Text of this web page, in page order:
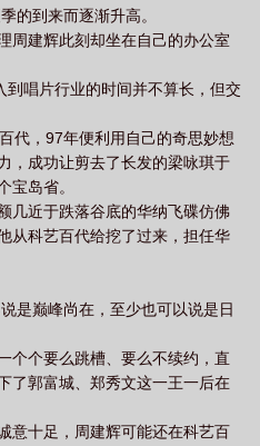
之2000歌手出道 华娱之2000TXT百
百度 华娱之门 华娱之2000女主角
2000 河狸的米饭
的到来而逐渐升高。
周建辉此刻却坐在自己的办公室
到唱片行业的时间并不算长，但交
代，97年便利用自己的奇思妙想
，成功让剪去了长发的梁咏琪于
宝岛省。
几近于跌落谷底的华纳飞碟仿佛
从科艺百代给挖了过来，担任华
是巅峰尚在，至少也可以说是日
个个要么跳槽、要么不续约，直
了郭富城、郑秀文这一王一后在
意十足，周建辉可能还在科艺百